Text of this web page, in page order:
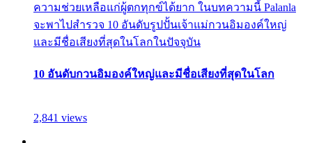
ความช่วยเหลือแก่ผู้ตกทุกข์ได้ยาก ในบทความนี้ Palanla
จะพาไปสำรวจ 10 อันดับรูปปั้นเจ้าแม่กวนอิมองค์ใหญ่
และมีชื่อเสียงที่สุดในโลกในปัจจุบัน
10 อันดับกวนอิมองค์ใหญ่และมีชื่อเสียงที่สุดในโลก
2,841 views